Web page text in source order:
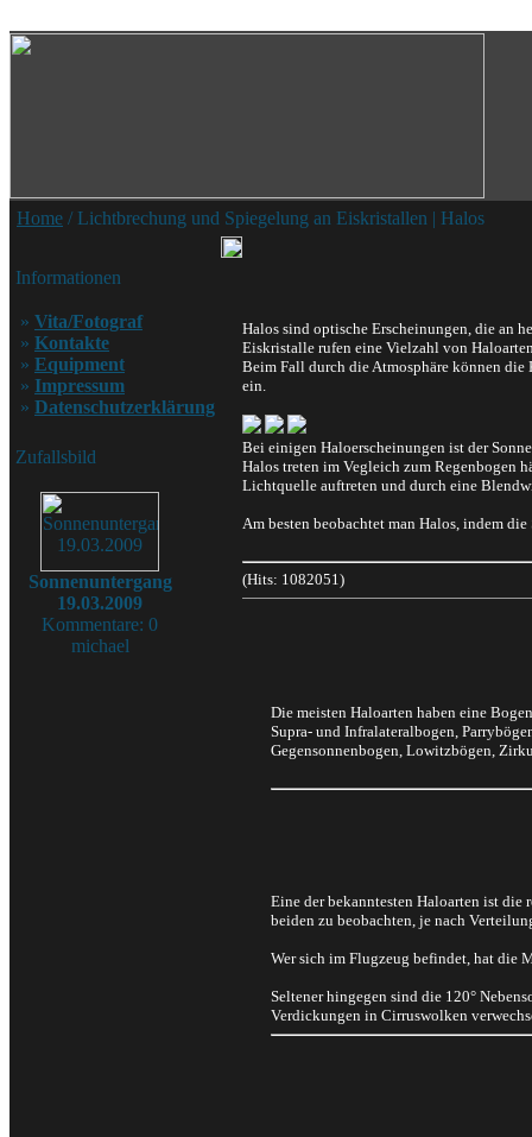
Home / Lichtbrechung und Spiegelung an Eiskristallen | Halos
Informationen
» Vita/Fotograf
» Kontakte
» Equipment
» Impressum
» Datenschutzerklärung
Zufallsbild
Sonnenuntergang
19.03.2009
Kommentare: 0
michael
Halos sind optische Erscheinungen, die an
Eiskristalle rufen eine Vielzahl von
Beim Fall durch die Atmosphäre können
ein.
Bei einigen Haloerscheinungen ist der
Halos treten im Vegleich zum Regenbogen
Lichtquelle auftreten und durch eine
Am besten beobachtet man Halos, indem
(Hits: 1082051)
Die meisten Haloarten haben eine
Supra- und Infralateralbogen,
Gegensonnenbogen, Lowitzbögen,
Eine der bekanntesten Haloarten ist die
beiden zu beobachten, je nach
Wer sich im Flugzeug befindet, hat die
Seltener hingegen sind die 120°
Verdickungen in Cirruswolken